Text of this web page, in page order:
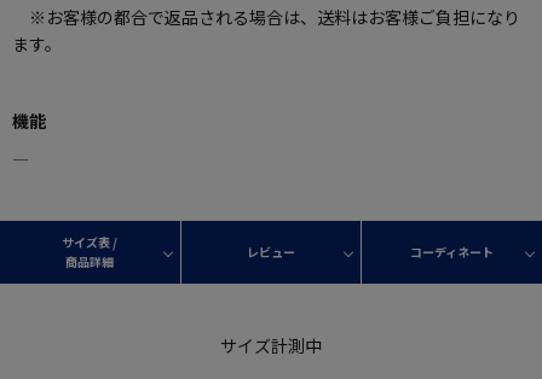
※お客様の都合で返品される場合は、送料はお客様ご負担になり
ます。
機能
―
サイズ表 /
商品詳細
レビュー コーディネート
サイズ計測中